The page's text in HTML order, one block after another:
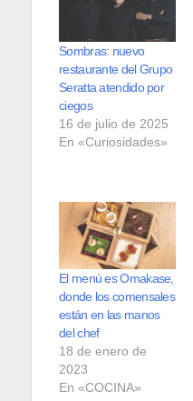
Sombras: nuevo
restaurante del Grupo
Seratta atendido por
ciegos
16 de julio de 2025
En «Curiosidades»
El menú es Omakase,
donde los comensales
están en las manos
del chef
18 de enero de
2023
En «COCINA»